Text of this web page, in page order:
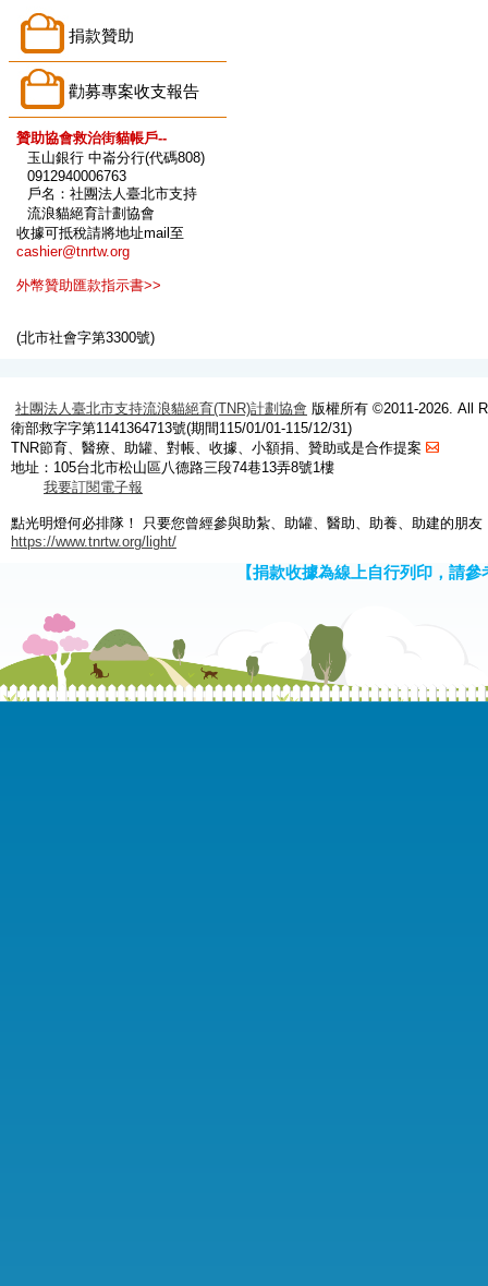
捐款贊助
勸募專案收支報告
贊助協會救治街貓帳戶--
玉山銀行 中崙分行(代碼808)
0912940006763
戶名：社團法人臺北市支持
流浪貓絕育計劃協會
收據可抵稅請將地址mail至
cashier@tnrtw.org
外幣贊助匯款指示書>>
(北市社會字第3300號)
社團法人臺北市支持流浪貓絕育(TNR)計劃協會 版權所有 ©2011-2026. All
衛部救字字第1141364713號(期間115/01/01-115/12/31)
TNR節育、醫療、助罐、對帳、收據、小額捐、贊助或是合作提案
地址：105台北市松山區八德路三段74巷13弄8號1樓
我要訂閱電子報
點光明燈何必排隊！ 只要您曾經參與助紮、助罐、醫助、助養、助建的朋
https://www.tnrtw.org/light/
【捐款收據為線上自行列印，請參